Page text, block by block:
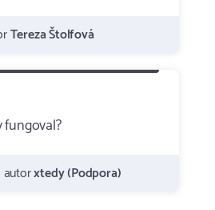
Tereza Štolfová
autorxtedy (Podpora)